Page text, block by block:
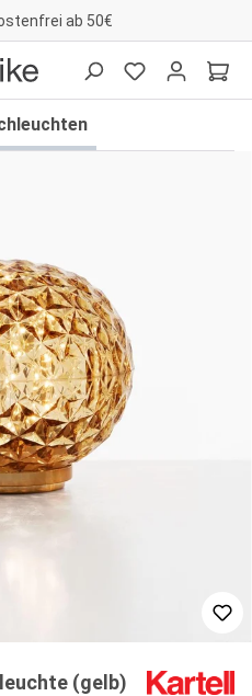
ab 50€
(gelb)